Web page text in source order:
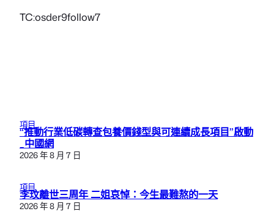
TC:osder9follow7
項目
“推動行業低碳轉查包養價錢型與可連續成長項目”啟動
_中國網
2026 年 8 月 7 日
項目
李玟離世三周年 二姐哀悼：今生最難熬的一天
2026 年 8 月 7 日